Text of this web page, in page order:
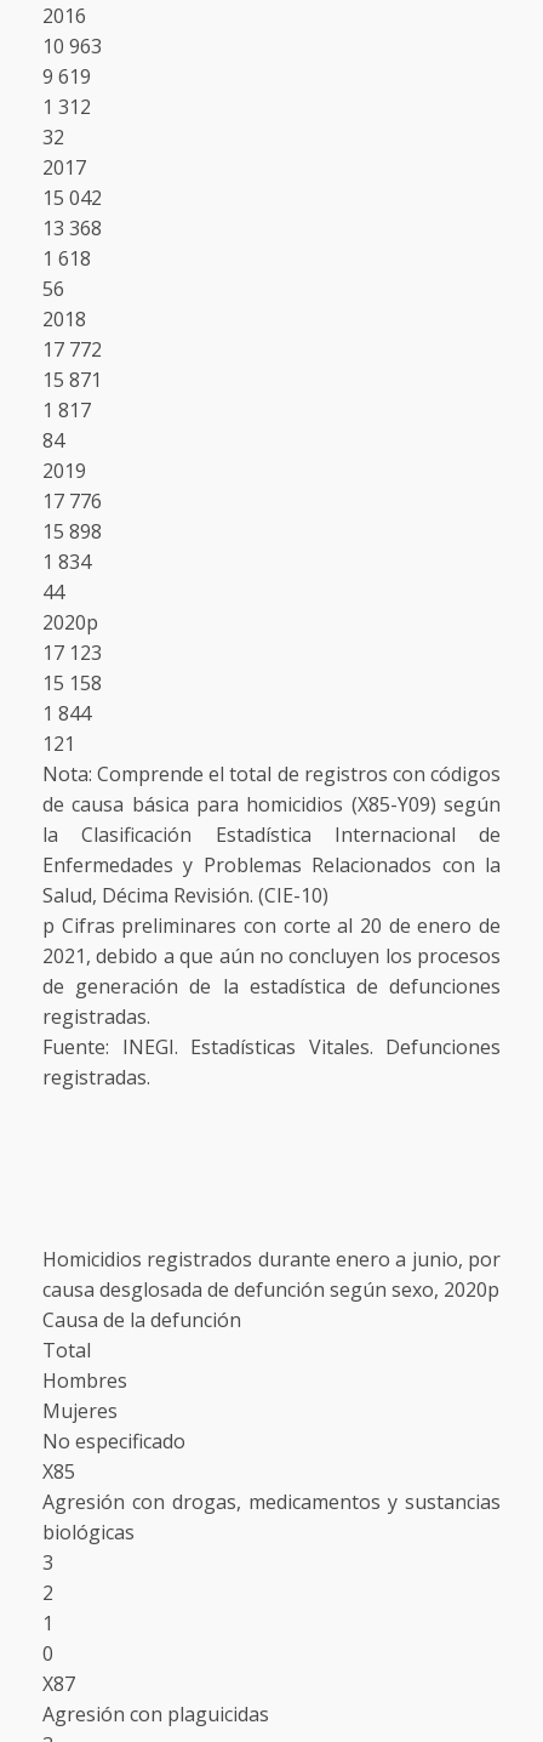
2016
10 963
9 619
1 312
32
2017
15 042
13 368
1 618
56
2018
17 772
15 871
1 817
84
2019
17 776
15 898
1 834
44
2020p
17 123
15 158
1 844
121
Nota: Comprende el total de registros con códigos
de causa básica para homicidios (X85-Y09) según
la Clasificación Estadística Internacional de
Enfermedades y Problemas Relacionados con la
Salud, Décima Revisión. (CIE-10)
p Cifras preliminares con corte al 20 de enero de
2021, debido a que aún no concluyen los procesos
de generación de la estadística de defunciones
registradas.
Fuente: INEGI. Estadísticas Vitales. Defunciones
registradas.
Homicidios registrados durante enero a junio, por
causa desglosada de defunción según sexo, 2020p
Causa de la defunción
Total
Hombres
Mujeres
No especificado
X85
Agresión con drogas, medicamentos y sustancias
biológicas
3
2
1
0
X87
Agresión con plaguicidas